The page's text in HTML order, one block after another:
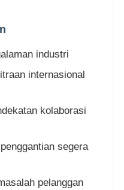
industri
internasional
kolaborasi
segera
pelanggan